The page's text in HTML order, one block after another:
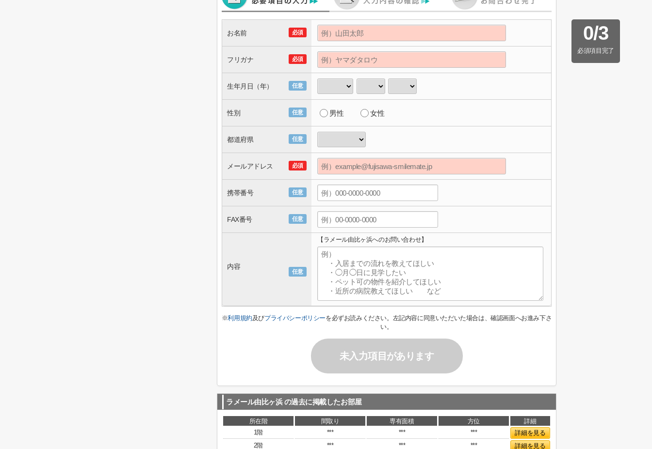
0/3
必須項目完了
必須
お名前
必須
フリガナ
任意
生年月日（年）
任意
性別 男性 女性
任意
都道府県
必須
メールアドレス
任意
携帯番号
任意
FAX番号
任意
内容
【ラメール由比ヶ浜へのお問い合わせ】
※利用規約及びプライバシーポリシーを必ずお読みください。左記内容に同意いただいた場合は、確認画面へお進み下さ
い。
未入力項目があります
ラメール由比ヶ浜 の過去に掲載したお部屋
所在階 間取り 専有面積 方位
詳細
1階
*** *** ***
詳細を見る
2階
*** *** ***
詳細を見る